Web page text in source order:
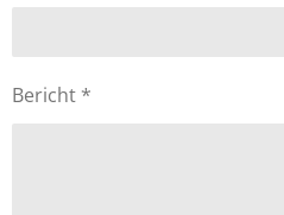
Bericht *